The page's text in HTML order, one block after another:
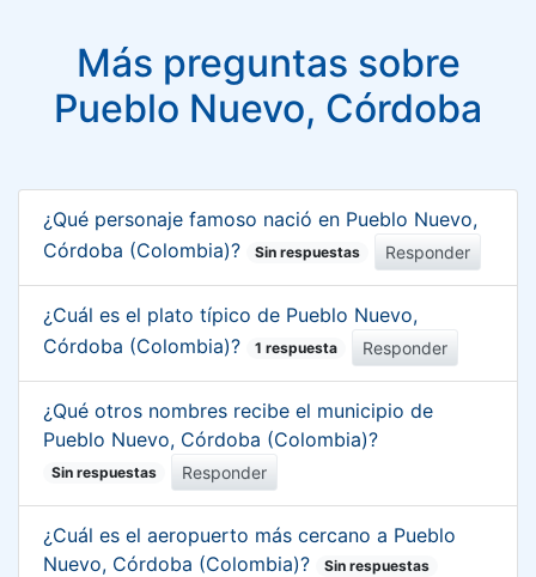
Más preguntas sobre
Pueblo Nuevo, Córdoba
¿Qué personaje famoso nació en Pueblo Nuevo,
Córdoba (Colombia)?
Sin respuestas Responder
¿Cuál es el plato típico de Pueblo Nuevo,
Córdoba (Colombia)?
1 respuesta Responder
¿Qué otros nombres recibe el municipio de
Pueblo Nuevo, Córdoba (Colombia)?
Sin respuestas Responder
¿Cuál es el aeropuerto más cercano a Pueblo
Nuevo, Córdoba (Colombia)?
Sin respuestas